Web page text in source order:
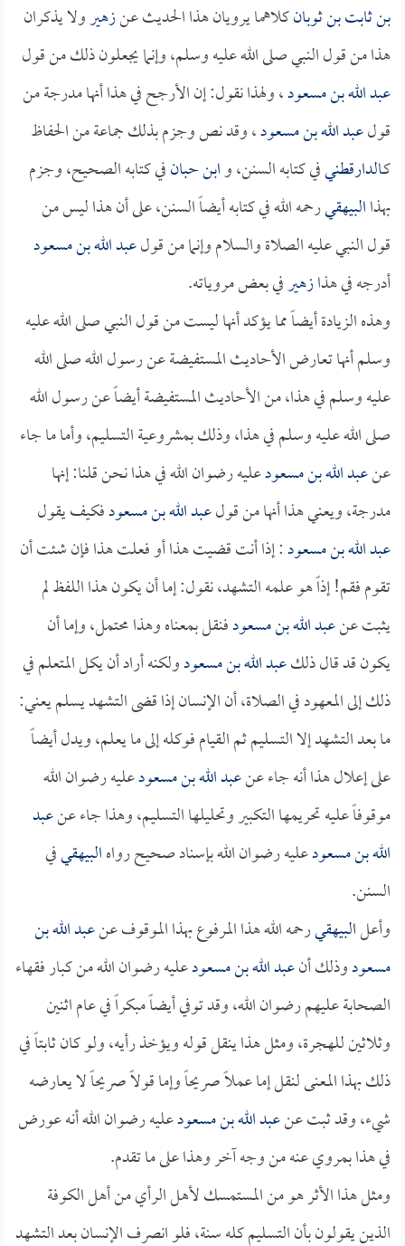
بن ثابت بن ثوبانكلاهما يرويان هذا الحديث عنزهيرولا يذكران
هذا من قول النبي صلى الله عليه وسلم، وإنما يجعلون ذلك من قول
عبد الله بن مسعود، ولهذا نقول: إن الأرجح في هذا أنها مدرجة من
قولعبد الله بن مسعود، وقد نص وجزم بذلك جماعة من الحفاظ
كـالدارقطنيفي كتابه السنن، وابن حبانفي كتابه الصحيح، وجزم
بهذاالبيهقيرحمه الله في كتابه أيضاً السنن، على أن هذا ليس من
قول النبي عليه الصلاة والسلام وإنما من قولعبد الله بن مسعود
أدرجه في هذازهيرفي بعض مروياته.
وهذه الزيادة أيضاً مما يؤكد أنها ليست من قول النبي صلى الله عليه
وسلم أنها تعارض الأحاديث المستفيضة عن رسول الله صلى الله
عليه وسلم في هذا، من الأحاديث المستفيضة أيضاً عن رسول الله
صلى الله عليه وسلم في هذا، وذلك بمشروعية التسليم، وأما ما جاء
عنعبد الله بن مسعودعليه رضوان الله في هذا نحن قلنا: إنها
مدرجة، ويعني هذا أنها من قولعبد الله بن مسعودفكيف يقول
عبد الله بن مسعود: إذا أنت قضيت هذا أو فعلت هذا فإن شئت أن
تقوم فقم! إذاً هو علمه التشهد، نقول: إما أن يكون هذا اللفظ لم
يثبت عنعبد الله بن مسعودفنقل بمعناه وهذا محتمل، وإما أن
يكون قد قال ذلكعبد الله بن مسعودولكنه أراد أن يكل المتعلم في
ذلك إلى المعهود في الصلاة، أن الإنسان إذا قضى التشهد يسلم يعني:
ما بعد التشهد إلا التسليم ثم القيام فوكله إلى ما يعلم، ويدل أيضاً
على إعلال هذا أنه جاء عنعبد الله بن مسعودعليه رضوان الله
موقوفاً عليه تحريمها التكبير وتحليلها التسليم، وهذا جاء عنعبد
الله بن مسعودعليه رضوان الله بإسناد صحيح رواهالبيهقيفي
السنن.
وأعلالبيهقيرحمه الله هذا المرفوع بهذا الموقوف عنعبد الله بن
مسعودوذلك أنعبد الله بن مسعودعليه رضوان الله من كبار فقهاء
الصحابة عليهم رضوان الله، وقد توفي أيضاً مبكراً في عام اثنين
وثلاثين للهجرة، ومثل هذا ينقل قوله ويؤخذ رأيه، ولو كان ثابتاً في
ذلك بهذا المعنى لنقل إما عملاً صريحاً وإما قولاً صريحاً لا يعارضه
شيء، وقد ثبت عنعبد الله بن مسعودعليه رضوان الله أنه عورض
في هذا بمروي عنه من وجه آخر وهذا على ما تقدم.
ومثل هذا الأثر هو من المستمسك لأهل الرأي من أهل الكوفة
الذين يقولون بأن التسليم كله سنة، فلو انصرف الإنسان بعد التشهد